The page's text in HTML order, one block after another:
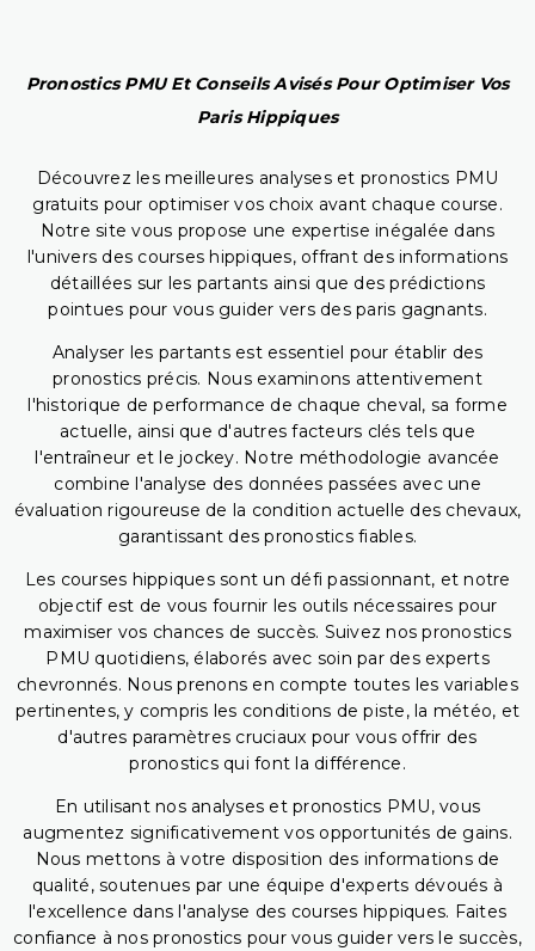
Pronostics PMU Et Conseils Avisés Pour Optimiser Vos
Paris Hippiques
Découvrez les meilleures analyses et pronostics PMU
gratuits pour optimiser vos choix avant chaque course.
Notre site vous propose une expertise inégalée dans
l'univers des courses hippiques, offrant des informations
détaillées sur les partants ainsi que des prédictions
pointues pour vous guider vers des paris gagnants.
Analyser les partants est essentiel pour établir des
pronostics précis. Nous examinons attentivement
l'historique de performance de chaque cheval, sa forme
actuelle, ainsi que d'autres facteurs clés tels que
l'entraîneur et le jockey. Notre méthodologie avancée
combine l'analyse des données passées avec une
évaluation rigoureuse de la condition actuelle des chevaux,
garantissant des pronostics fiables.
Les courses hippiques sont un défi passionnant, et notre
objectif est de vous fournir les outils nécessaires pour
maximiser vos chances de succès. Suivez nos pronostics
PMU quotidiens, élaborés avec soin par des experts
chevronnés. Nous prenons en compte toutes les variables
pertinentes, y compris les conditions de piste, la météo, et
d'autres paramètres cruciaux pour vous offrir des
pronostics qui font la différence.
En utilisant nos analyses et pronostics PMU, vous
augmentez significativement vos opportunités de gains.
Nous mettons à votre disposition des informations de
qualité, soutenues par une équipe d'experts dévoués à
l'excellence dans l'analyse des courses hippiques. Faites
confiance à nos pronostics pour vous guider vers le succès,